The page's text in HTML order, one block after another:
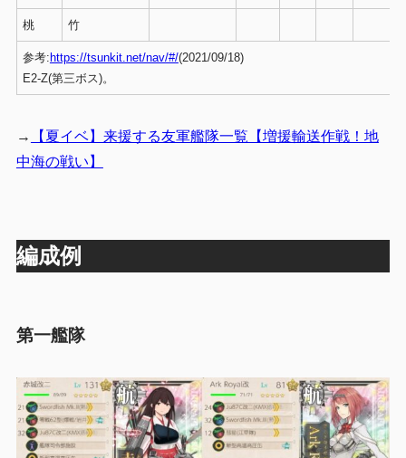
桃 竹
参考:https://tsunkit.net/nav/#/(2021/09/18)
E2-Z(第三ボス)。
→
【夏イベ】来援する友軍艦隊一覧【増援輸送作戦！地
中海の戦い】
編成例
第一艦隊